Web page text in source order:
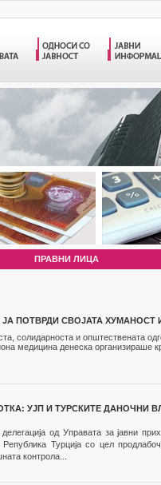
ПРАВНИ ЛИЦА
ЈА ПОТВРДИ СВОЈАТА
солидарноста и општествената
медицина денеска организираше
УЈП И ТУРСКИТЕ ДАНОЧНИ
од Управата за јавни
Турција со цел
контрола...